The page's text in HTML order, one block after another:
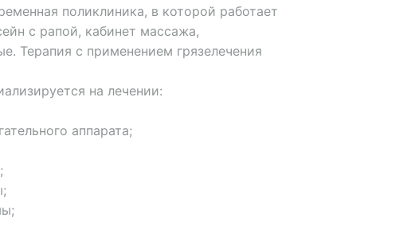
поликлиника, в которой работает
с рапой, кабинет массажа,
Терапия с применением грязелечения
на лечении:
аппарата;